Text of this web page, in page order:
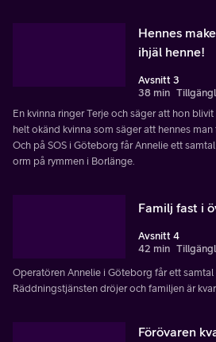
Hennes
ihjäl henne!
Avsnitt 3
38 min
En kvinna ringer Terje och säger att hon
helt okänd kvinna som säger att hennes
Och på SOS i Göteborg får Annelie ett
orm på rymmen i Borlänge.
Familj fast i
Avsnitt 4
42 min
Operatören Annelie i Göteborg får ett samtal
Räddningstjänsten dröjer och familjen är kvar
Förövaren